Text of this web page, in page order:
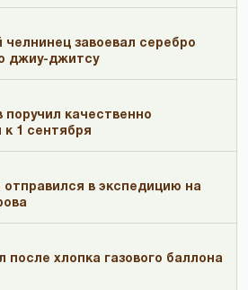
завоевал серебро
джиу-джитсу
поручил качественно
1 сентября
отправился в экспедицию на
после хлопка газового баллона